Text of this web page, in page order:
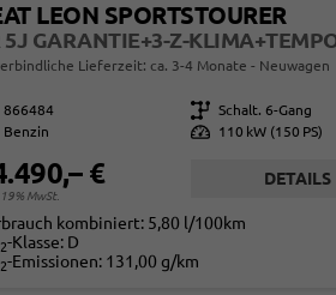
LEON SPORTSTOURER
Lieferzeit: ca. 3-4 Monate Neuwagen
866484 Getriebe Schalt. 6-Gang
Benzin Leistung 110 kW (150 PS)
€
MwSt.
DETAILS
kombiniert: 5,80 l/100km
2-Klasse: D
2-Emissionen: 131,00 g/km